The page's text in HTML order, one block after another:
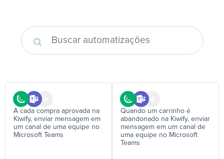
A cada compra aprovada na
Kiwify, enviar mensagem em
um canal de uma equipe no
Microsoft Teams
Quando um carrinho é
abandonado na Kiwify, enviar
mensagem em um canal de
uma equipe no Microsoft
Teams